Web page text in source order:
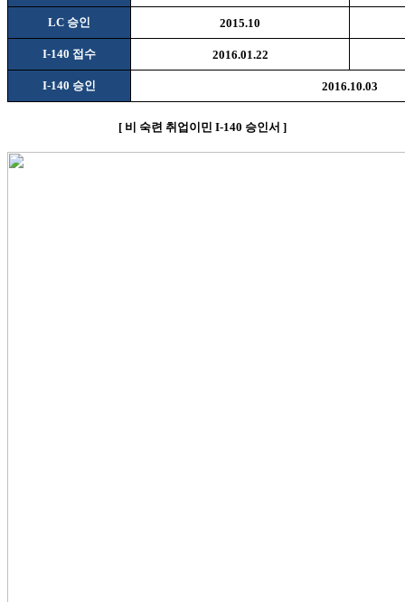
LC 승인 2015.10
I-140 접수 2016.01.22
I-140 승인 2016.10.03
[ 비 숙련 취업이민 I-140 승인서 ]